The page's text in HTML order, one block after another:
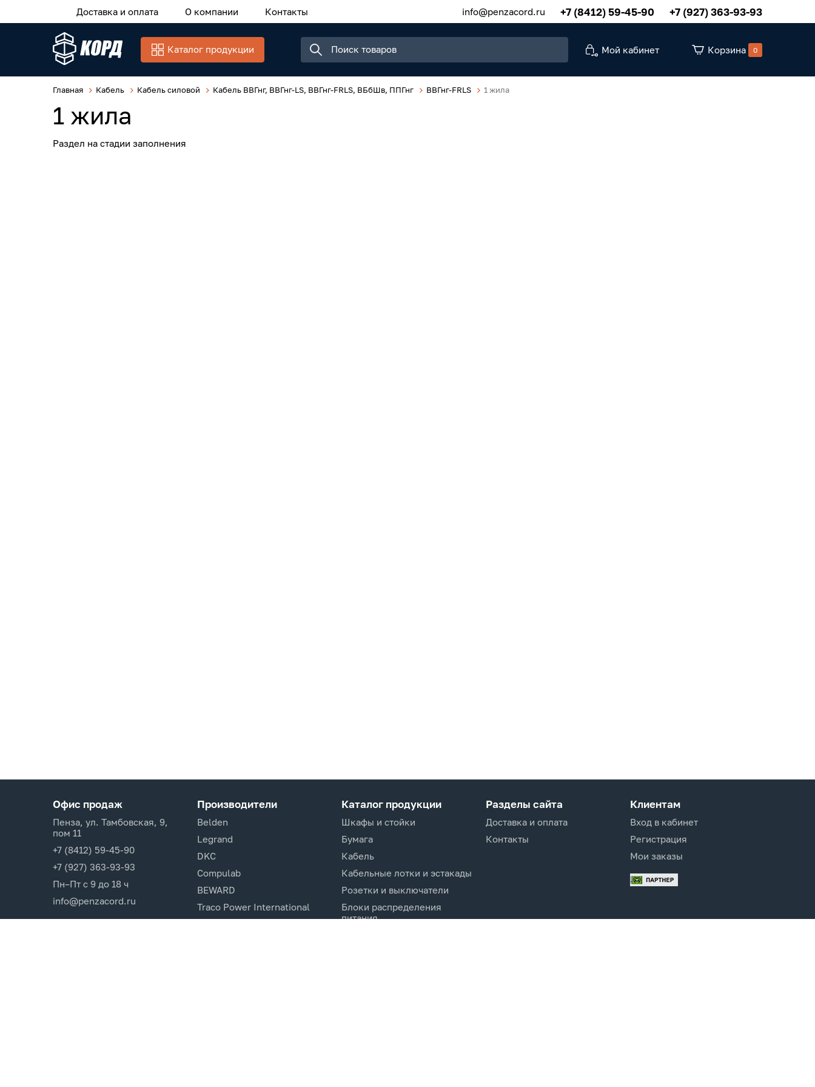
Доставка и оплата О компании Контакты info@penzacord.ru +7 (8412) 59-45-90 +7 (927) 363-93-93
Каталог продукции Мой кабинет Корзина 0
Главная Кабель Кабель силовой Кабель ВВГнг, ВВГнг-LS, ВВГнг-FRLS, ВБбШв, ППГнг ВВГнг-FRLS 1 жила
1 жила
Раздел на стадии заполнения
Офис продаж
Пенза, ул. Тамбовская, 9,
пом 11
+7 (8412) 59-45-90
+7 (927) 363-93-93
Пн–Пт с 9 до 18 ч
info@penzacord.ru
Производители
Belden
Legrand
DKC
Compulab
BEWARD
Traco Power International
Каталог продукции
Шкафы и стойки
Бумага
Кабель
Кабельные лотки и эстакады
Розетки и выключатели
Блоки распределения
питания
Разделы сайта
Доставка и оплата
Контакты
Клиентам
Вход в кабинет
Регистрация
Мои заказы